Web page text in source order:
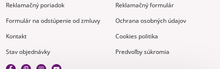
Reklamačný poriadok
Reklamačný formulár
Formulár na odstúpenie od zmluvy
Ochrana osobných údajov
Kontakt
Cookies politika
Stav objednávky
Predvoľby súkromia